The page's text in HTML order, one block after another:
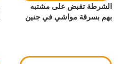
الشرطة تقبض على مشتبه
بهم بسرقة مواشي في جنين